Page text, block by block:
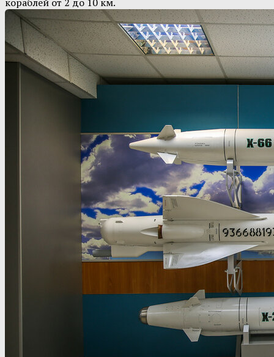
кораблей от 2 до 10 км.